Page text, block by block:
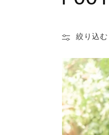
シ
ョ
ン
絞り込む